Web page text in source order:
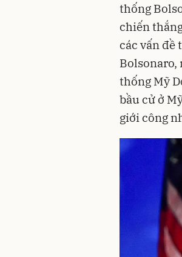
thống
chiến
các vấn đề
Bolsonaro,
thống Mỹ
bầu cử ở
giới công